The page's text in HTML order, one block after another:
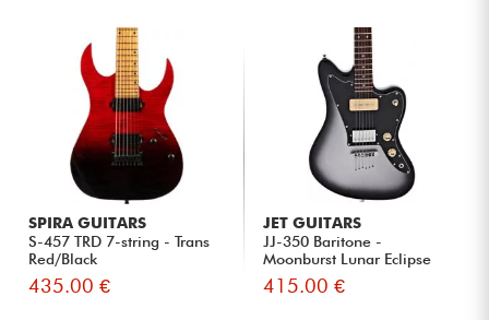
SPIRA GUITARS
S-457 TRD 7-string - Trans
Red/Black
435.00 €
JET GUITARS
JJ-350 Baritone -
Moonburst Lunar Eclipse
415.00 €